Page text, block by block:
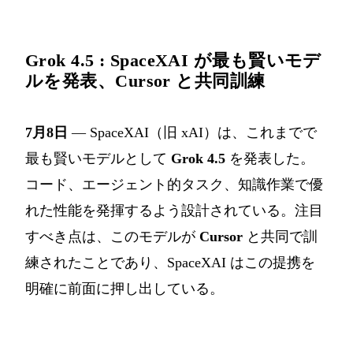
Grok 4.5 : SpaceXAI が最も賢いモデ
ルを発表、Cursor と共同訓練
7月8日 — SpaceXAI（旧 xAI）は、これまでで
最も賢いモデルとして Grok 4.5 を発表した。
コード、エージェント的タスク、知識作業で優
れた性能を発揮するよう設計されている。注目
すべき点は、このモデルが Cursor と共同で訓
練されたことであり、SpaceXAI はこの提携を
明確に前面に押し出している。